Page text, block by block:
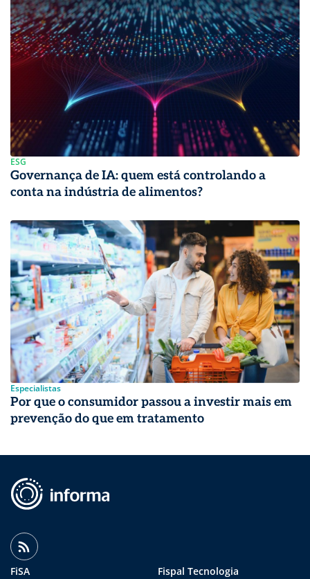
ESG
Governança de IA: quem está controlando a
conta na indústria de alimentos?
Especialistas
Por que o consumidor passou a investir mais em
prevenção do que em tratamento
FiSA Fispal Tecnologia